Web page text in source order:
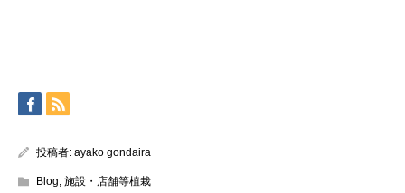
投稿者: ayako gondaira
Blog 施設・店舗等植栽